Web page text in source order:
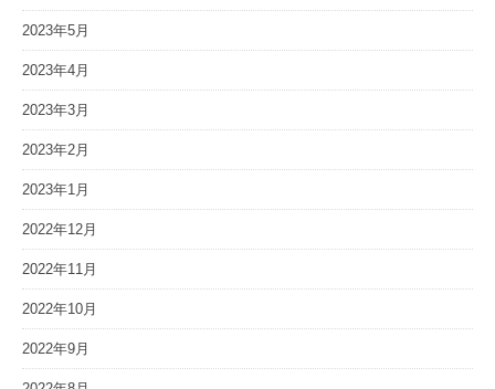
2023年5月
2023年4月
2023年3月
2023年2月
2023年1月
2022年12月
2022年11月
2022年10月
2022年9月